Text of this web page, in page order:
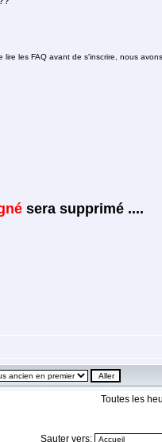
les FAQ avant de s'inscrire, nous
sera supprimé ....
Toutes les
Sauter vers: